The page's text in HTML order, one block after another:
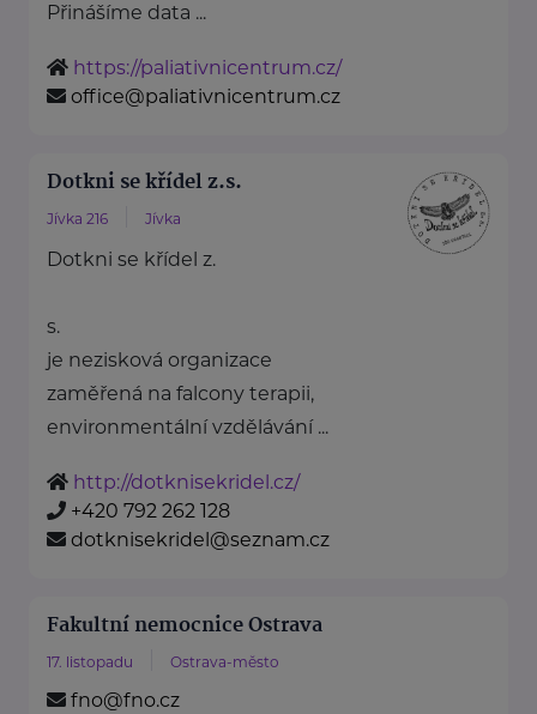
Přinášíme data ...
https://paliativnicentrum.cz/
office@paliativnicentrum.cz
Dotkni se křídel z.s.
Jívka 216 Jívka
Dotkni se křídel z.
s.
je nezisková organizace
zaměřená na falcony terapii,
environmentální vzdělávání ...
http://dotknisekridel.cz/
+420 792 262 128
dotknisekridel@seznam.cz
Fakultní nemocnice Ostrava
17. listopadu Ostrava-město
fno@fno.cz